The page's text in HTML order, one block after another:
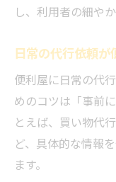
し、利用者の細や
日常の代行依頼
便利屋に日常の代
めのコツは「事前
とえば、買い物代
ど、具体的な情報
ます。